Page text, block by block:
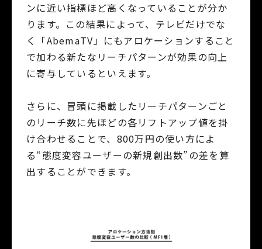
ンに近い指標ほど高くなっていることが分か
ります。この結果によって、テレビだけでな
く「AbemaTV」にもアロケーションすること
で加わる新たなリーチパターンが効果の向上
に寄与しているといえます。
さらに、冒頭に掲載したリーチパターンごと
のリーチ数に先ほどの各リフトアップ値を掛
け合わせることで、800万円の使い方によ
る“態度変容ユーザーの新規創出数”の差を算
出することができます。